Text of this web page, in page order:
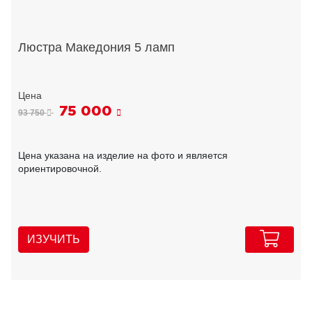
Люстра Македония 5 ламп
93 750 75 000
Цена указана на изделие на фото и является
ориентировочной.
ИЗУЧИТЬ